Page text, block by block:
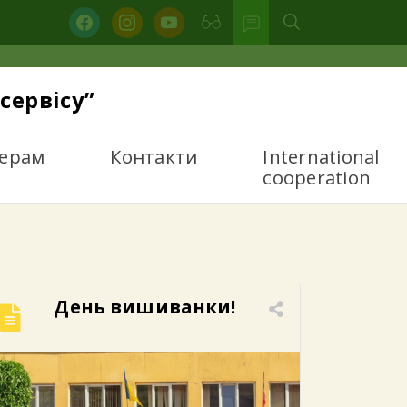
facebookinstagramyoutube
Контакти
International
cooperation
День вишиванки!